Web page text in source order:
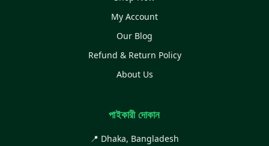
My Account
Our Blog
Refund & Return Policy
About Us
পাইকারী দোকান
📍 Dhaka, Bangladesh